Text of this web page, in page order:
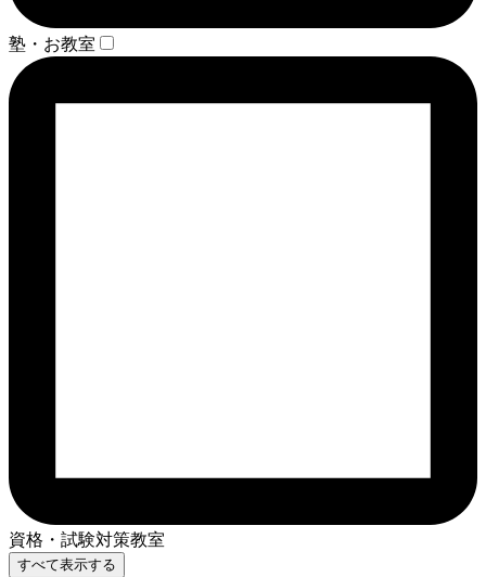
塾・お教室
資格・試験対策教室
すべて表示する